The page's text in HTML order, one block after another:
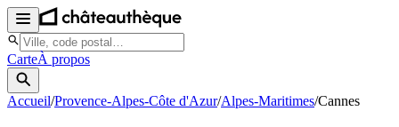
CarteÀ propos
Accueil/Provence-Alpes-Côte d'Azur/Alpes-Maritimes/Cannes